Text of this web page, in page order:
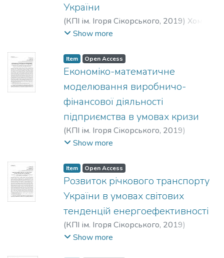
України
(КПІ ім. Ігоря Сікорського, 2019) Хомич,
Оксана Вікторівна
Show more
Item Open Access
Економіко-математичне
моделювання виробничо-
фінансової діяльності
підприємства в умовах кризи
(КПІ ім. Ігоря Сікорського, 2019)
Костенко, Д. Ю.
Show more
Item Open Access
Розвиток річкового транспорту
України в умовах світових
тенденцій енергоефективності
(КПІ ім. Ігоря Сікорського, 2019)
Сліпенко, Анастасія Костянтинівна
Show more